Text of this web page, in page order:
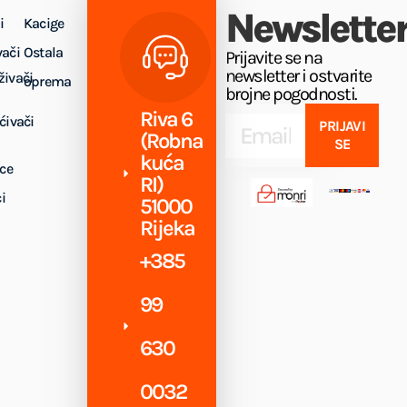
Kacige
Ostala
oprema
Riva 6
(Robna
kuća
RI)
51000
Rijeka
+385
99
630
0032
Newsletter
Prijavite se na
newsletter i ostvarite
brojne pogodnosti.
PRIJAVI
SE